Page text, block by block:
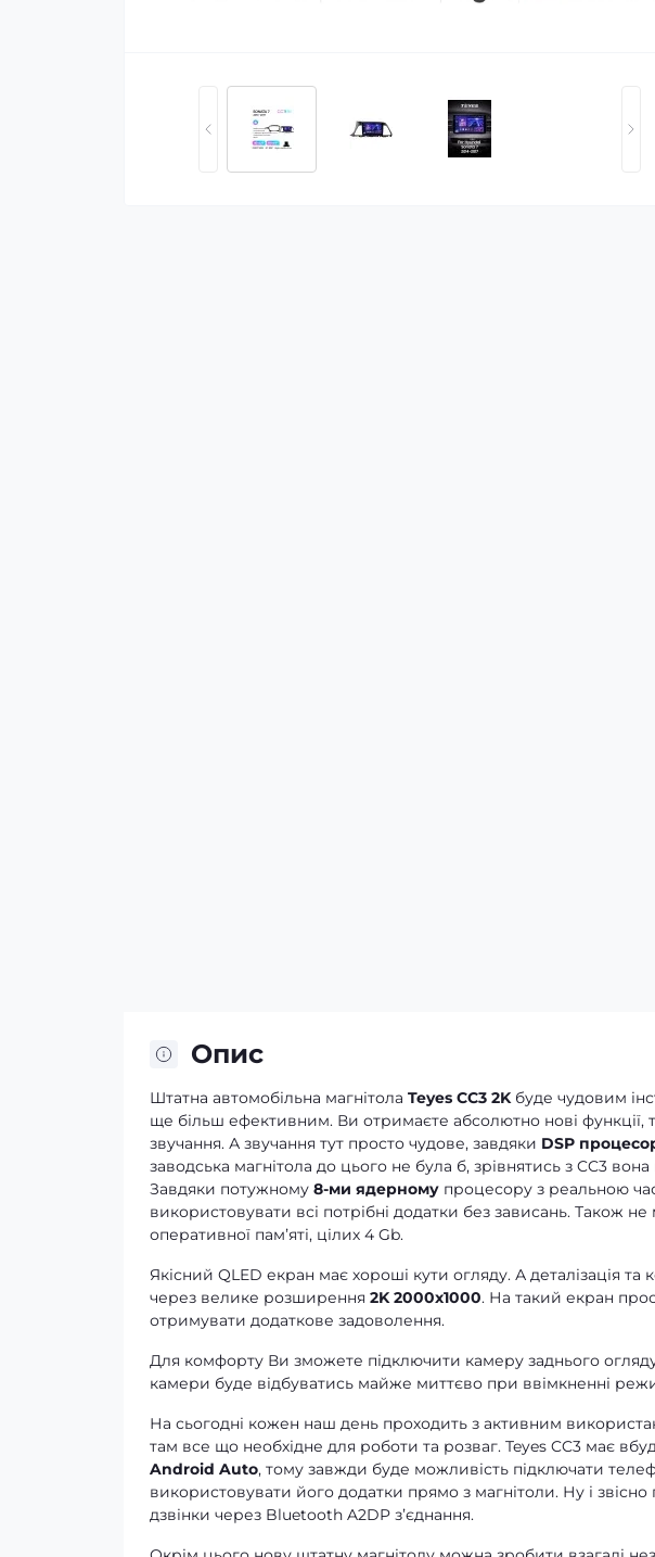
Опис
Штатна автомобільна магнітола Teyes CC3 2Kбуде чудовим
ще більш ефективним. Ви отримаєте абсолютно нові функції,
звучання. А звучання тут просто чудове, завдяки DSP
заводська магнітола до цього не була б, зрівнятись з CC3
Завдяки потужному 8-ми ядерному процесору з реальною
використовувати всі потрібні додатки без зависань. Також не
оперативної памʼяті, цілих 4 Gb.
Якісний QLED екран має хороші кути огляду. А деталізація
через велике розширення 2K 2000x1000. На такий екран
отримувати додаткове задоволення.
Для комфорту Ви зможете підключити камеру заднього
камери буде відбуватись майже миттєво при ввімкненні
На сьогодні кожен наш день проходить з активним
там все що необхідне для роботи та розваг. Teyes CC3 має
Android Auto, тому завжди буде можливість підключати
використовувати його додатки прямо з магнітоли. Ну і
дзвінки через Bluetooth A2DP зʼєднання.